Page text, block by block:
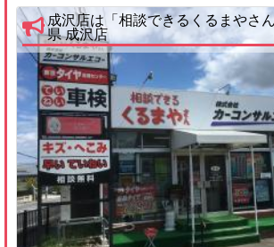
成沢店は「相談できるくるまやさ
県 成沢店